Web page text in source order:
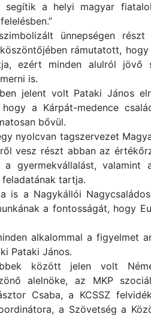
segítik a helyi magyar
ünnepségen
rámutatott,
ezért minden alulról jövő
is.
jelent volt Pataki János
a Kárpát-medence
bővül.
nyolcvan tagszervezet
vesz részt abban az
gyermekvállalást,
tartja.
is a Nagykállói
a fontosságát, hogy
alkalommal a figyelmet
Pataki János.
között jelen volt
alelnöke, az MKP
Csaba, a KCSSZ
a Szövetség a